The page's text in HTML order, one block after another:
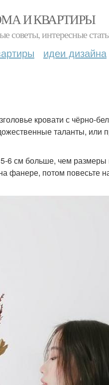
И КВАРТИРЫ
советы, интересные
идеи дизайна
кровати с чёрно-
таланты, или
6 см больше, чем
фанере, потом повесьте